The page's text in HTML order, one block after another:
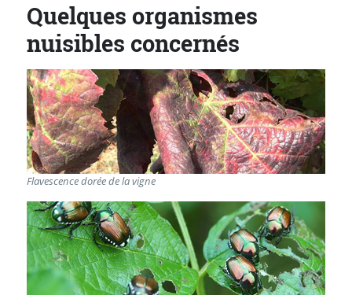
Quelques organismes
nuisibles concernés
Flavescence dorée de la vigne